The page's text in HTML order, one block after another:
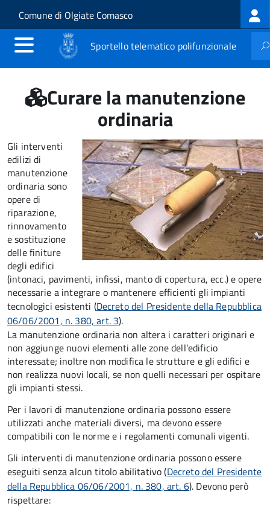
Salta al contenuto principale
Skip to site navigation
Comune di Olgiate Comasco
Sportello telematico polifunzionale
Curare la manutenzione
ordinaria
Gli interventi
edilizi di
manutenzione
ordinaria sono
opere di
riparazione,
rinnovamento
e sostituzione
delle finiture
degli edifici
(intonaci, pavimenti, infissi, manto di copertura, ecc.) e opere
necessarie a integrare o mantenere efficienti gli impianti
tecnologici esistenti (Decreto del Presidente della Repubblica
06/06/2001, n. 380, art. 3).
La manutenzione ordinaria non altera i caratteri originari e
non aggiunge nuovi elementi alle zone dell’edificio
interessate; inoltre non modifica le strutture e gli edifici e
non realizza nuovi locali, se non quelli necessari per ospitare
gli impianti stessi.
Per i lavori di manutenzione ordinaria possono essere
utilizzati anche materiali diversi, ma devono essere
compatibili con le norme e i regolamenti comunali vigenti.
Gli interventi di manutenzione ordinaria possono essere
eseguiti senza alcun titolo abilitativo(Decreto del Presidente
della Repubblica 06/06/2001, n. 380, art. 6). Devono però
rispettare: